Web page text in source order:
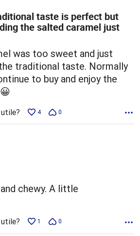
taste is perfect but
the salted caramel just
was too sweet and just
traditional taste. Normally
to buy and enjoy the
4 0
chewy. A little
1 0